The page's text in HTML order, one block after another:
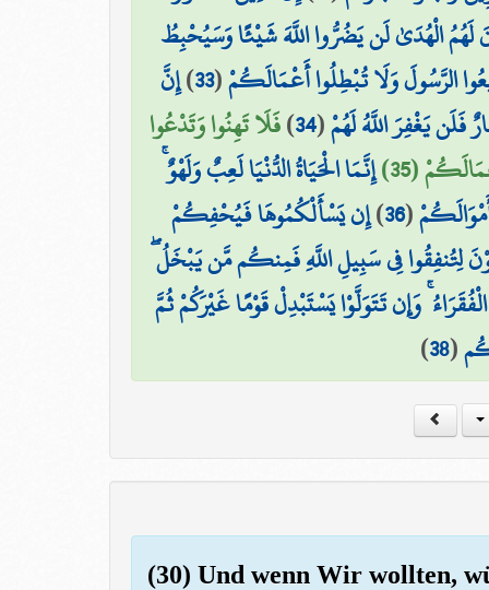
لَهُمُ الْهُدَىٰ لَن يَضُرُّوا اللَّهَ شَيْئًا وَسَيُحْبِطُ
الرَّسُولَ وَلَا تُبْطِلُوا أَعْمَالَكُمْ(
33
)إِنَّ
يَغْفِرَ اللَّهُ لَهُمْ(
34
)فَلَا تَهِنُوا وَتَدْعُوا
(35)
إِنَّمَا الْحَيَاةُ الدُّنْيَا لَعِبٌ وَلَهْوٌ ۚ
(
36
)إِن يَسْأَلْكُمُوهَا فَيُحْفِكُمْ
لِتُنفِقُوا فِي سَبِيلِ اللَّهِ فَمِنكُم مَّن يَبْخَلُ
وَإِن تَتَوَلَّوْا يَسْتَبْدِلْ قَوْمًا غَيْرَكُمْ ثُمَّ
(
38
)
(30) Und wenn Wir wollten,